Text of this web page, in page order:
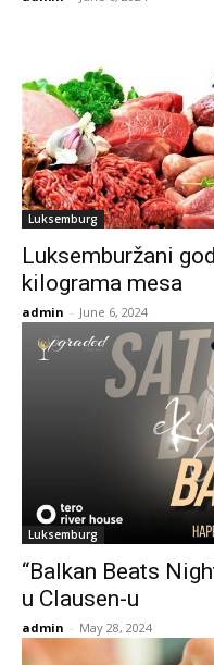
Luksemburg
Luksemburžani
kilograma mesa
admin - June 6, 2024
Luksemburg
“Balkan Beats
u Clausen-u
admin - May 28, 2024